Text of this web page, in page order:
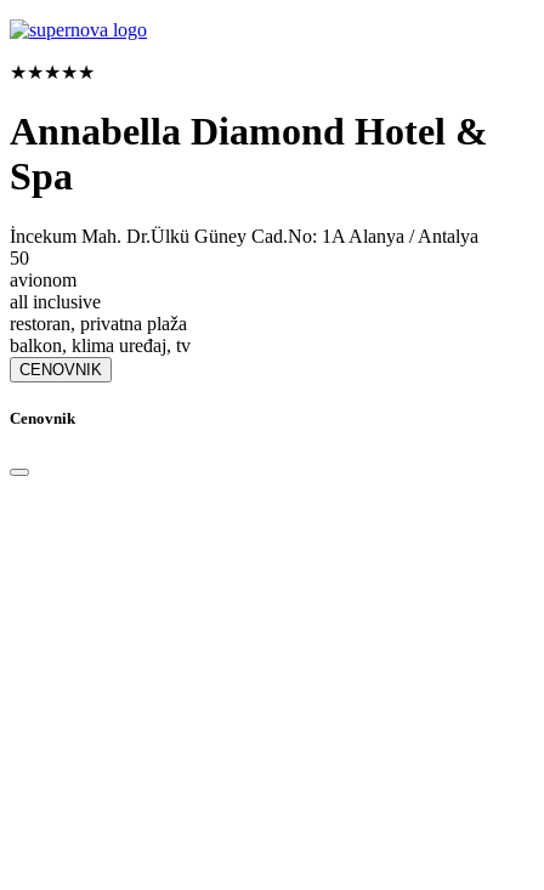
★★★★★
Annabella Diamond Hotel &
Spa
İncekum Mah. Dr.Ülkü Güney Cad.No: 1A Alanya / Antalya
50
avionom
all inclusive
restoran, privatna plaža
balkon, klima uređaj, tv
CENOVNIK
Cenovnik